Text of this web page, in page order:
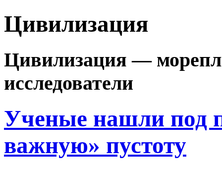
Цивилизация
Цивилизация —
исследователи
Ученые нашли под
важную» пустоту